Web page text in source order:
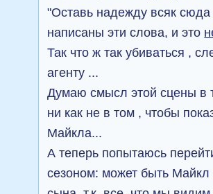
"Оставь надежду всяк
написаны эти слова, и это
Так что ж так убиваться ,
агенту ...
Думаю смысл этой сцены в
ни как не в том , чтобы
Майкла...
А теперь попытаюсь
сезоном: может быть